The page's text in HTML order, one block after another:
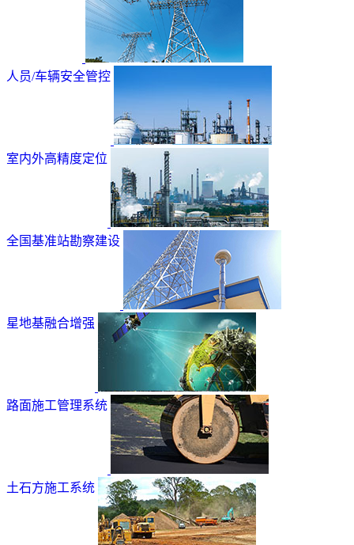
人员/车辆安全管控
室内外高精度定位
全国基准站勘察建设
星地基融合增强
路面施工管理系统
土石方施工系统